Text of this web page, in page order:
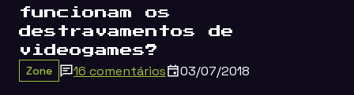
funcionam os
destravamentos de
videogames?
Zone 16 comentários 03/07/2018